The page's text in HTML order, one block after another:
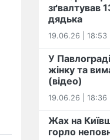
️зґвалтував
дядька
19.06.26 | 18:53
У
жінку та
(відео)
19.06.26 | 18:36
Жах на
горло